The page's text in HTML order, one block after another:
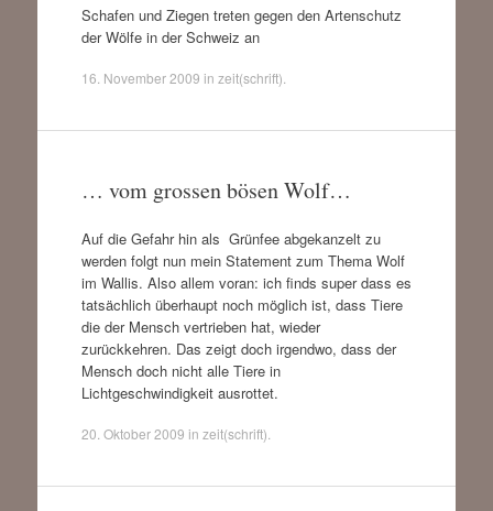
Schafen und Ziegen treten gegen den Artenschutz
der Wölfe in der Schweiz an
16. November 2009 in zeit(schrift)
… vom grossen bösen Wolf…
Auf die Gefahr hin als Grünfee abgekanzelt zu
werden folgt nun mein Statement zum Thema Wolf
im Wallis. Also allem voran: ich finds super dass es
tatsächlich überhaupt noch möglich ist, dass Tiere
die der Mensch vertrieben hat, wieder
zurückkehren. Das zeigt doch irgendwo, dass der
Mensch doch nicht alle Tiere in
Lichtgeschwindigkeit ausrottet.
20. Oktober 2009 in zeit(schrift)